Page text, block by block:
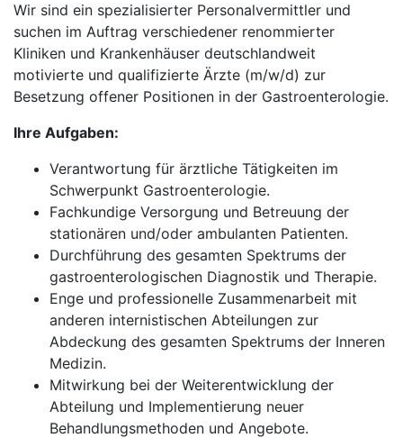
Wir sind ein spezialisierter Personalvermittler und
suchen im Auftrag verschiedener renommierter
Kliniken und Krankenhäuser deutschlandweit
motivierte und qualifizierte Ärzte (m/w/d) zur
Besetzung offener Positionen in der Gastroenterologie.
Ihre Aufgaben:
Verantwortung für ärztliche Tätigkeiten im
Schwerpunkt Gastroenterologie.
Fachkundige Versorgung und Betreuung der
stationären und/oder ambulanten Patienten.
Durchführung des gesamten Spektrums der
gastroenterologischen Diagnostik und Therapie.
Enge und professionelle Zusammenarbeit mit
anderen internistischen Abteilungen zur
Abdeckung des gesamten Spektrums der Inneren
Medizin.
Mitwirkung bei der Weiterentwicklung der
Abteilung und Implementierung neuer
Behandlungsmethoden und Angebote.